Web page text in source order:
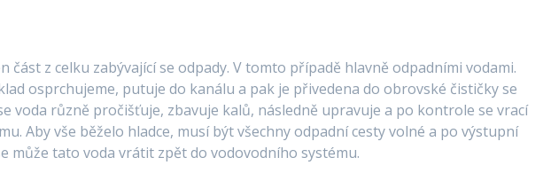
část z celku zabývající se odpady. V tomto případě hlavně odpadními vodami.
osprchujeme, putuje do kanálu a pak je přivedena do obrovské čističky se
voda různě pročišťuje, zbavuje kalů, následně upravuje a po kontrole se vrací
Aby vše běželo hladce, musí být všechny odpadní cesty volné a po výstupní
může tato voda vrátit zpět do vodovodního systému.